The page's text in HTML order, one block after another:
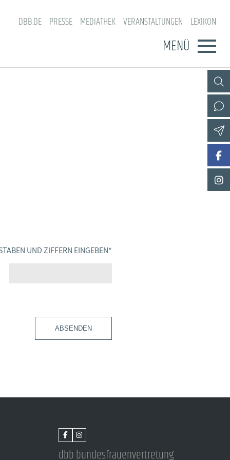
DBB.DE PRESSE MEDIATHEK VERANSTALTUNGEN LEXIKON
MENÜ
UND ZIFFERN EINGEBEN *
ABSENDEN
dbb bundesfrauenvertretung